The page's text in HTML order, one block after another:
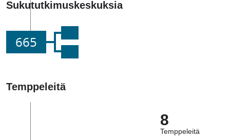
Sukututkimuskeskuksia
665
Temppeleitä
8
Temppeleitä